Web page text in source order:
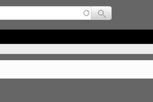
Jump to navigation